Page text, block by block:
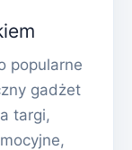
popularne
gadżet
targi,